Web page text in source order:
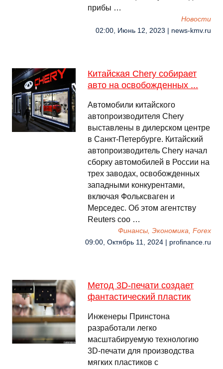
прибы …
Новости
02:00, Июнь 12, 2023 | news-kmv.ru
Китайская Chery собирает
авто на освобожденных ...
Автомобили китайского
автопроизводителя Chery
выставлены в дилерском центре
в Санкт-Петербурге. Китайский
автопроизводитель Chery начал
сборку автомобилей в России на
трех заводах, освобожденных
западными конкурентами,
включая Фольксваген и
Мерседес. Об этом агентству
Reuters соо …
Финансы, Экономика, Forex
09:00, Октябрь 11, 2024 | profinance.ru
Метод 3D-печати создает
фантастический пластик
Инженеры Принстона
разработали легко
масштабируемую технологию
3D-печати для производства
мягких пластиков с